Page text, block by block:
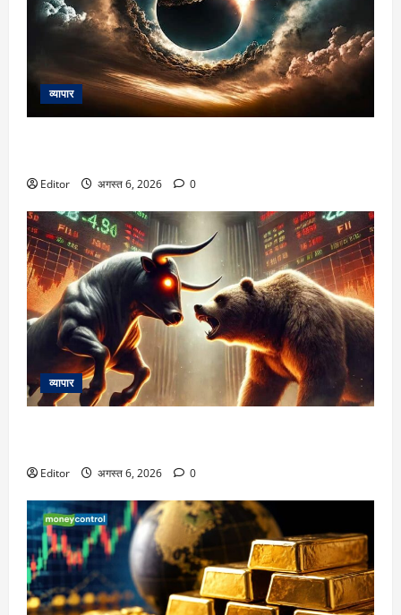
व्यापार
Editor अगस्त 6, 2026 0
व्यापार
Editor अगस्त 6, 2026 0